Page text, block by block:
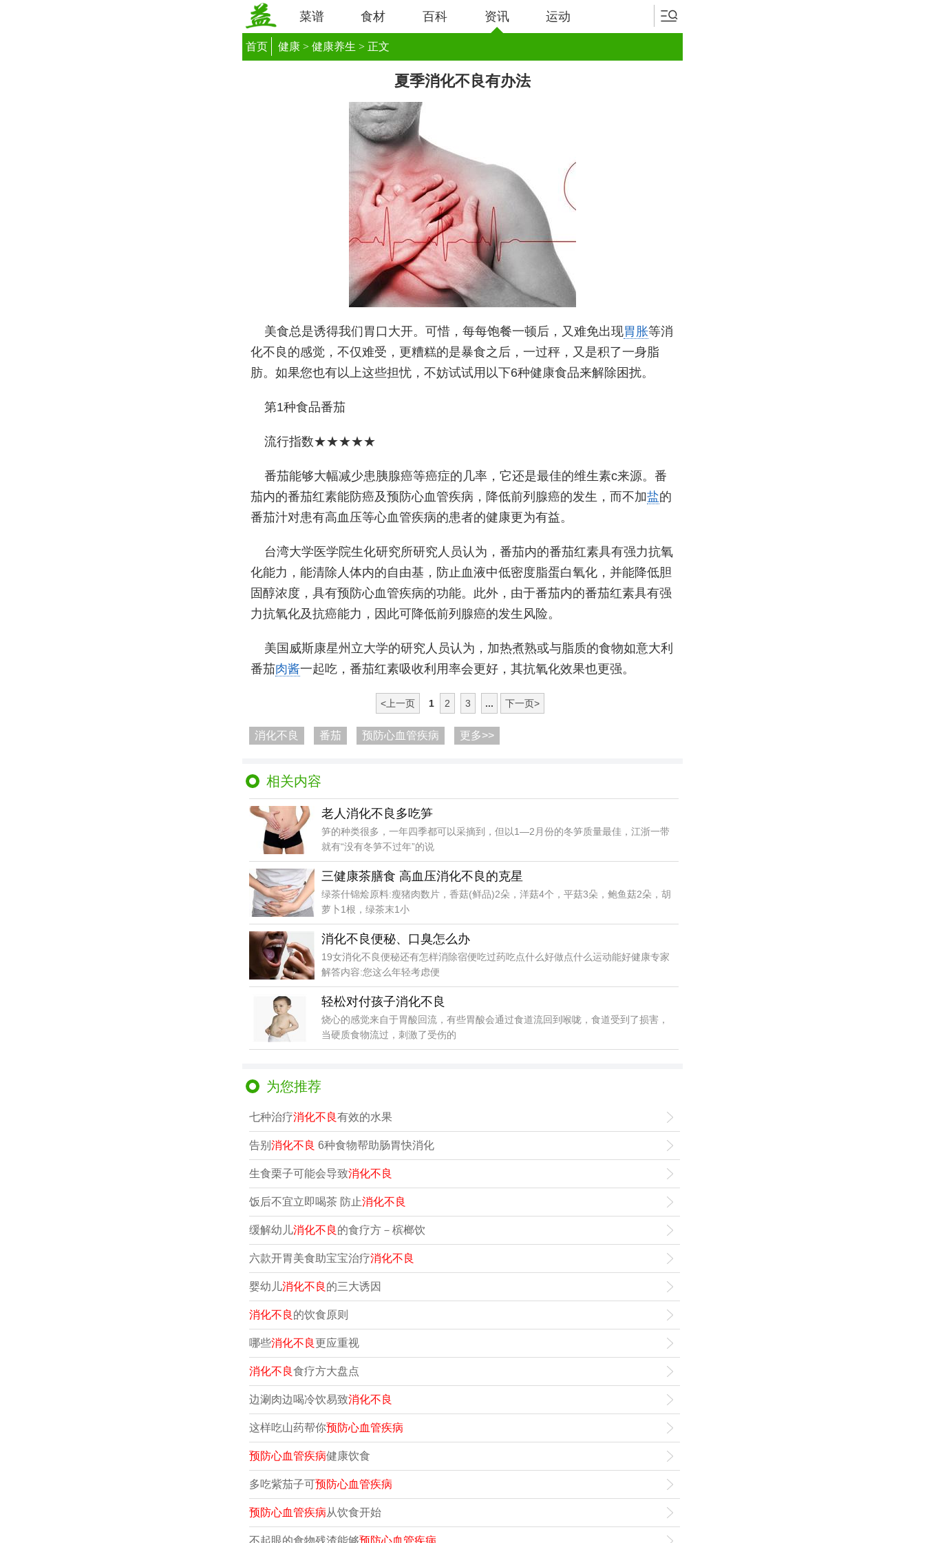
菜谱 食材 百科 资讯 运动
首页 健康 > 健康养生 > 正文
夏季消化不良有办法
美食总是诱得我们胃口大开。可惜，每每饱餐一顿后，又难免出现胃胀等消
化不良的感觉，不仅难受，更糟糕的是暴食之后，一过秤，又是积了一身脂
肪。如果您也有以上这些担忧，不妨试试用以下6种健康食品来解除困扰。
第1种食品番茄
流行指数★★★★★
番茄能够大幅减少患胰腺癌等癌症的几率，它还是最佳的维生素c来源。番
茄内的番茄红素能防癌及预防心血管疾病，降低前列腺癌的发生，而不加盐的
番茄汁对患有高血压等心血管疾病的患者的健康更为有益。
台湾大学医学院生化研究所研究人员认为，番茄内的番茄红素具有强力抗氧
化能力，能清除人体内的自由基，防止血液中低密度脂蛋白氧化，并能降低胆
固醇浓度，具有预防心血管疾病的功能。此外，由于番茄内的番茄红素具有强
力抗氧化及抗癌能力，因此可降低前列腺癌的发生风险。
美国威斯康星州立大学的研究人员认为，加热煮熟或与脂质的食物如意大利
番茄肉酱一起吃，番茄红素吸收利用率会更好，其抗氧化效果也更强。
<上一页 1 2 3 ... 下一页>
消化不良 番茄 预防心血管疾病 更多>>
相关内容
老人消化不良多吃笋
笋的种类很多，一年四季都可以采摘到，但以1—2月份的冬笋质量最佳，江浙一带
就有“没有冬笋不过年”的说
三健康茶膳食 高血压消化不良的克星
绿茶什锦烩原料:瘦猪肉数片，香菇(鲜品)2朵，洋菇4个，平菇3朵，鲍鱼菇2朵，胡
萝卜1根，绿茶末1小
消化不良便秘、口臭怎么办
19女消化不良便秘还有怎样消除宿便吃过药吃点什么好做点什么运动能好健康专家
解答内容:您这么年轻考虑便
轻松对付孩子消化不良
烧心的感觉来自于胃酸回流，有些胃酸会通过食道流回到喉咙，食道受到了损害，
当硬质食物流过，刺激了受伤的
为您推荐
七种治疗消化不良有效的水果
告别 消化不良 6种食物帮助肠胃快消化
生食栗子可能会导致消化不良
饭后不宜立即喝茶 防止消化不良
缓解幼儿消化不良 的食疗方－槟榔饮
六款开胃美食助宝宝治疗消化不良
婴幼儿消化不良 的三大诱因
消化不良 的饮食原则
哪些消化不良更应重视
消化不良食疗方大盘点
边涮肉边喝冷饮易致消化不良
这样吃山药帮你预防心血管疾病
预防心血管疾病健康饮食
多吃紫茄子可预防心血管疾病
预防心血管疾病从饮食开始
不起眼的食物残渣能够预防心血管疾病